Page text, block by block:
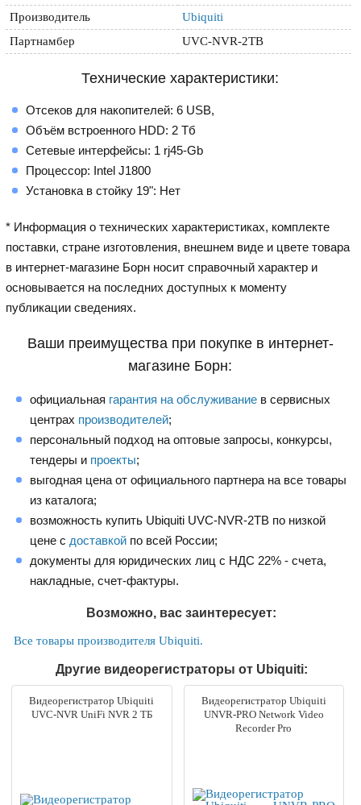
Производитель
Ubiquiti
Партнамбер
UVC-NVR-2TB
Технические характеристики:
Отсеков для накопителей: 6 USB,
Объём встроенного HDD: 2 Тб
Сетевые интерфейсы: 1 rj45-Gb
Процессор: Intel J1800
Установка в стойку 19": Нет
* Информация о технических характеристиках, комплекте
поставки, стране изготовления, внешнем виде и цвете товара
в интернет-магазине Борн носит справочный характер и
основывается на последних доступных к моменту
публикации сведениях.
Ваши преимущества при покупке в интернет-
магазине Борн:
официальная гарантия на обслуживание в сервисных
центрах производителей;
персональный подход на оптовые запросы, конкурсы,
тендеры и проекты;
выгодная цена от официального партнера на все товары
из каталога;
возможность купить Ubiquiti UVC-NVR-2TB по низкой
цене с доставкой по всей России;
документы для юридических лиц с НДС 22% - счета,
накладные, счет-фактуры.
Возможно, вас заинтересует:
Все товары производителя Ubiquiti.
Другие видеорегистраторы от Ubiquiti:
Видеорегистратор Ubiquiti
UVC-NVR UniFi NVR 2 ТБ
Видеорегистратор Ubiquiti
UNVR-PRO Network Video
Recorder Pro